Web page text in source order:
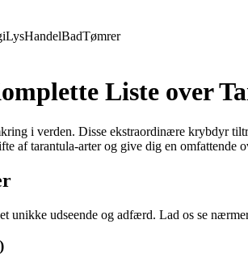
LysHandelBadTømrer
Liste over
i verden. Disse ekstraordinære krybdyr
af tarantula-arter og give dig en omfattende
unikke udseende og adfærd. Lad os se